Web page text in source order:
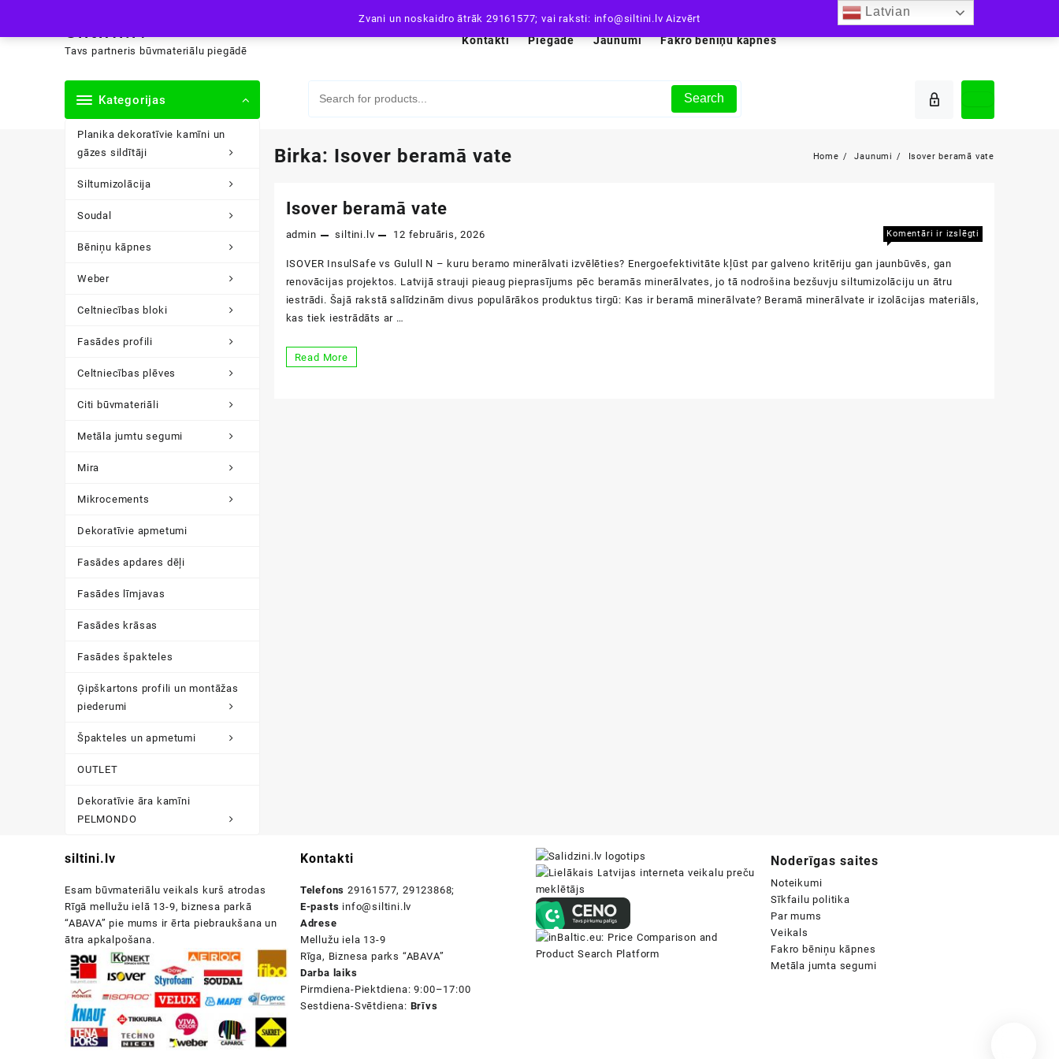
Zvani un noskaidro ātrāk 29161577; vai raksti: info@siltini.lvAizvērt
content
siltini.lv
Tavs partneris būvmateriālu piegādē
Kontakti Piegāde Jaunumi Fakro bēniņu kāpnes
Kategorijas
Planika dekoratīvie kamīni un
gāzes sildītāji
Siltumizolācija
Soudal
Bēniņu kāpnes
Weber
Celtniecības bloki
Fasādes profili
Celtniecības plēves
Citi būvmateriāli
Metāla jumtu segumi
Mira
Mikrocements
Dekoratīvie apmetumi
Fasādes apdares dēļi
Fasādes līmjavas
Fasādes krāsas
Fasādes špakteles
Ģipškartons profili un montāžas
piederumi
Špakteles un apmetumi
OUTLET
Dekoratīvie āra kamīni
PELMONDO
Search
Birka: Isover beramā vate Home Jaunumi Isover beramā vate
Isover beramā vate
admin siltini.lv 12 februāris, 2026 Komentāri ir izslēgti
ISOVER InsulSafe vs Gulull N – kuru beramo minerālvati izvēlēties? Energoefektivitāte kļūst par galveno kritēriju gan jaunbūvēs, gan
renovācijas projektos. Latvijā strauji pieaug pieprasījums pēc beramās minerālvates, jo tā nodrošina bezšuvju siltumizolāciju un ātru
iestrādi. Šajā rakstā salīdzinām divus populārākos produktus tirgū: Kas ir beramā minerālvate? Beramā minerālvate ir izolācijas materiāls,
kas tiek iestrādāts ar …
Isover
Read More
siltini.lv
Esam būvmateriālu veikals kurš atrodas
Rīgā mellužu ielā 13-9, biznesa parkā
“ABAVA” pie mums ir ērta piebraukšana un
ātra apkalpošana.
Kontakti
Telefons 29161577, 29123868;
E-pasts info@siltini.lv
Adrese
Mellužu iela 13-9
Rīga, Biznesa parks “ABAVA”
Darba laiks
Pirmdiena-Piektdiena: 9:00–17:00
Sestdiena-Svētdiena: Brīvs
Noderīgas saites
Noteikumi
Sīkfailu politika
Par mums
Veikals
Fakro bēniņu kāpnes
Metāla jumta segumi
Latvian